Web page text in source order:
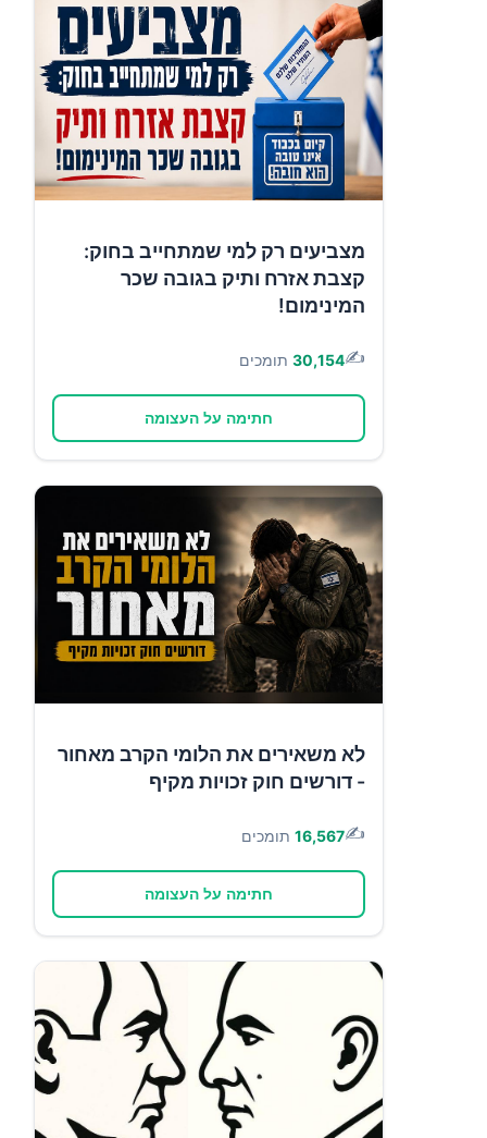
מצביעים רק למי שמתחייב בחוק:
קצבת אזרח ותיק בגובה שכר
המינימום!
✍️
30,154 תומכים
חתימה על העצומה
לא משאירים את הלומי הקרב מאחור
- דורשים חוק זכויות מקיף
✍️
16,567 תומכים
חתימה על העצומה